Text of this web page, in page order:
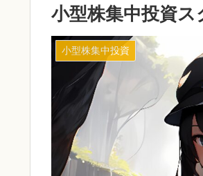
小型株集中投資ス
小型株集中投資